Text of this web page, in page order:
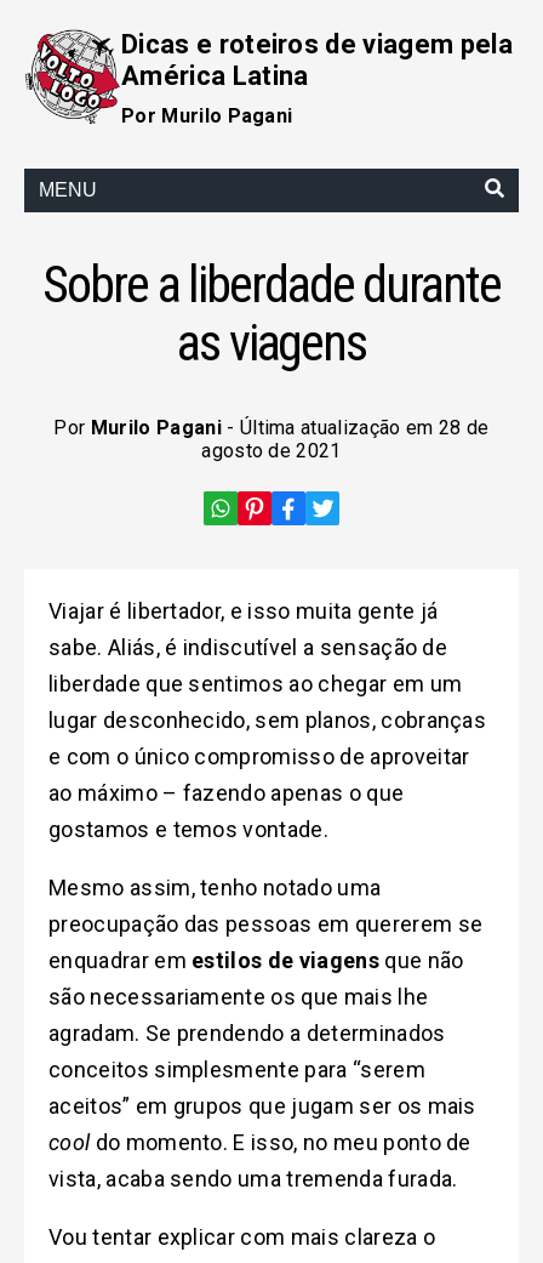
Dicas e roteiros de viagem pela
América Latina
Por Murilo Pagani
MENU
Sobre a liberdade durante
as viagens
Por Murilo Pagani- Última atualização em 28 de
agosto de 2021
Viajar é libertador, e isso muita gente já
sabe. Aliás, é indiscutível a sensação de
liberdade que sentimos ao chegar em um
lugar desconhecido, sem planos, cobranças
e com o único compromisso de aproveitar
ao máximo – fazendo apenas o que
gostamos e temos vontade.
Mesmo assim, tenho notado uma
preocupação das pessoas em quererem se
enquadrar em estilos de viagensque não
são necessariamente os que mais lhe
agradam. Se prendendo a determinados
conceitos simplesmente para “serem
aceitos” em grupos que jugam ser os mais
cool do momento. E isso, no meu ponto de
vista, acaba sendo uma tremenda furada.
Vou tentar explicar com mais clareza o